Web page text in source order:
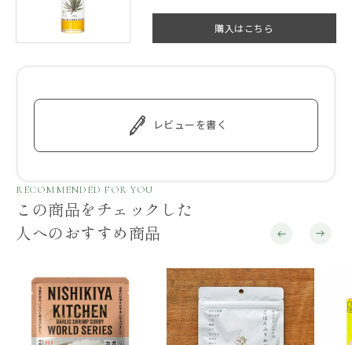
購入はこちら
レビューを書く
RECOMMENDED FOR YOU
この商品をチェックした
人へのおすすめ商品